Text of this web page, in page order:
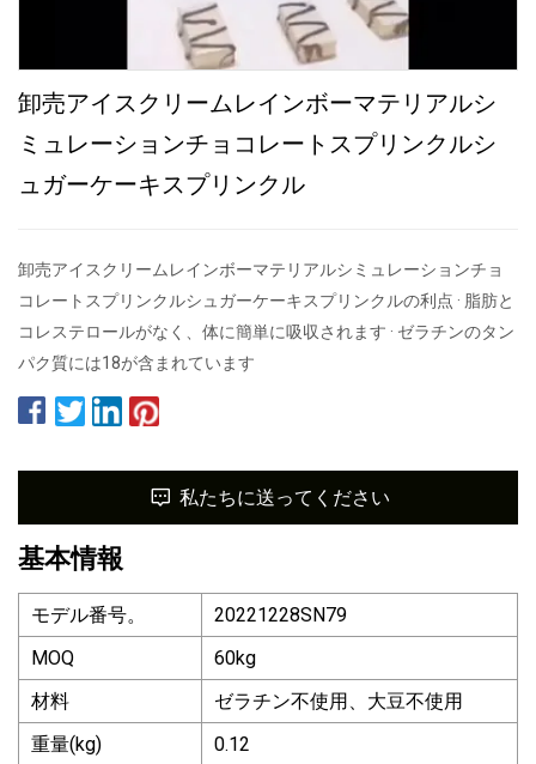
卸売アイスクリームレインボーマテリアルシ
ミュレーションチョコレートスプリンクルシ
ュガーケーキスプリンクル
卸売アイスクリームレインボーマテリアルシミュレーションチョ
コレートスプリンクルシュガーケーキスプリンクルの利点 · 脂肪と
コレステロールがなく、体に簡単に吸収されます · ゼラチンのタン
パク質には18が含まれています
私たちに送ってください
基本情報
モデル番号。
20221228SN79
MOQ
60kg
材料
ゼラチン不使用、大豆不使用
重量(kg)
0.12